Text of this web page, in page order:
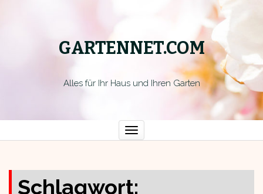
GARTENNET.COM
Alles für Ihr Haus und Ihren Garten
Toggle
navigation
Schlagwort: